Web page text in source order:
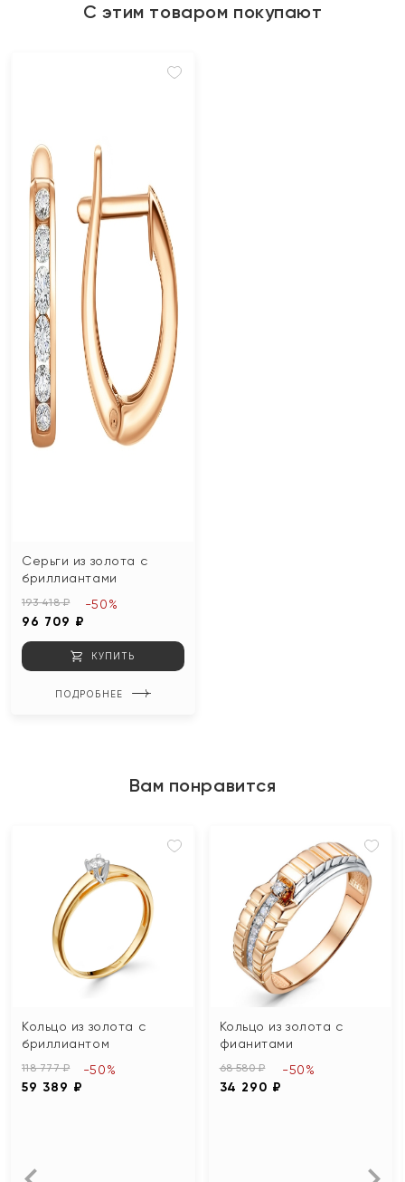
С этим товаром покупают
Серьги из золота с
бриллиантами
193 418 ₽
96 709 ₽
-50%
КУПИТЬ
ПОДРОБНЕЕ
Вам понравится
Кольцо из золота с
бриллиантом
118 777 ₽
59 389 ₽
-50%
Кольцо из золота с
фианитами
68 580 ₽
34 290 ₽
-50%